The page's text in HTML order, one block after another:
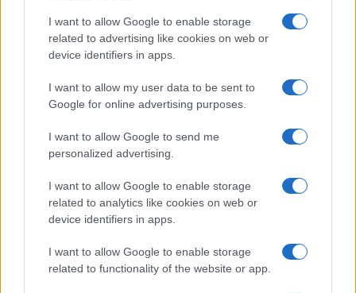
I want to allow Google to enable storage
related to advertising like cookies on web or
device identifiers in apps.
I want to allow my user data to be sent to
Google for online advertising purposes.
I want to allow Google to send me
personalized advertising.
I want to allow Google to enable storage
related to analytics like cookies on web or
device identifiers in apps.
I want to allow Google to enable storage
related to functionality of the website or app.
Fitness tracker senza schermo: guida ai dispositivi